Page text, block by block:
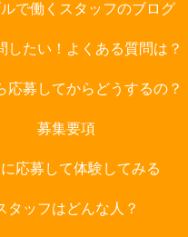
で働くスタッフのブログ
したい！よくある質問は？
応募してからどうするの？
募集要項
応募して体験してみる
タッフはどんな人？